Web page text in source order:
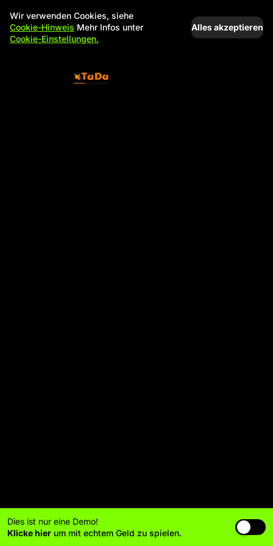
Dies ist nur eine Demo!
Klicke hier um mit echtem Geld zu spielen.
Wir verwenden Cookies, siehe
Cookie-Hinweis Mehr Infos unter
Cookie-Einstellungen.
Alles akzeptieren